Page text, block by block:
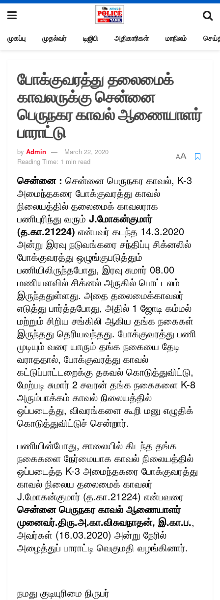
முகப்பு முதல்வர் டிஜிபி அதிகாரிகள் மாநிலம்
போக்குவரத்து தலைமைக்
காவலருக்கு சென்னை
பெருநகர காவல் ஆணையாளர்
பாராட்டு
by Admin
March 22, 2020
Reading Time: 1 min read
AA
சென்னை : சென்னை பெருநகர காவல், K-3
அமைந்தகரை போக்குவரத்து காவல்
நிலையத்தில் தலைமைக் காவலராக
பணிபுரிந்து வரும் J.மோகன்குமார்
(த.கா.21224) என்பவர் கடந்த 14.3.2020
அன்று இரவு நடுவங்கரை சந்திப்பு சிக்னலில்
போக்குவரத்து ஒழுங்குபடுத்தும்
பணியிலிருந்தபோது, இரவு சுமார் 08.00
மணியளவில் சிக்னல் அருகில் பொட்டலம்
இருந்ததுள்ளது. அதை தலைமைக்காவலர்
எடுத்து பார்த்தபோது, அதில் 1 ஜோடி கம்மல்
மற்றும் சிறிய சங்கிலி ஆகிய தங்க நகைகள்
இருந்தது தெரியவந்தது. போக்குவரத்து பணி
முடியும் வரை யாரும் தங்க நகையை தேடி
வராததால், போக்குவரத்து காவல்
கட்டுப்பாட்டறைக்கு தகவல் கொடுத்துவிட்டு,
மேற்படி சுமார் 2 சவரன் தங்க நகைகளை K-8
அரும்பாக்கம் காவல் நிலையத்தில்
ஒப்படைத்து, விவரங்களை கூறி மனு எழுதிக்
கொடுத்துவிட்டுச் சென்றார்.
பணியின்போது, சாலையில் கிடந்த தங்க
நகைகளை நேர்மையாக காவல் நிலையத்தில்
ஒப்படைத்த K-3 அமைந்தகரை போக்குவரத்து
காவல் நிலைய தலைமைக் காவலர்
J.மோகன்குமார் (த.கா.21224) என்பவரை
சென்னை பெருநகர காவல் ஆணையாளர்
முனைவர்.திரு.அ.கா.விசுவநாதன், இ.கா.ப.,
அவர்கள் (16.03.2020) அன்று நேரில்
அழைத்துப் பாராட்டி வெகுமதி வழங்கினார்.
நமது குடியுரிமை நிருபர்